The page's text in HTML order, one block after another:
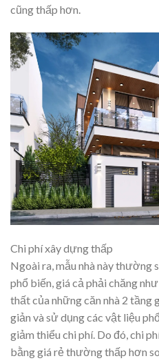
cũng thấp hơn.
Chi phí xây dựng thấp
Ngoài ra, mẫu nhà này thường
phổ biến, giá cả phải chăng
thất của những căn nhà 2
giản và sử dụng các vật liệu
giảm thiểu chi phí. Do đó, chi
bằng giá rẻ thường thấp hơn